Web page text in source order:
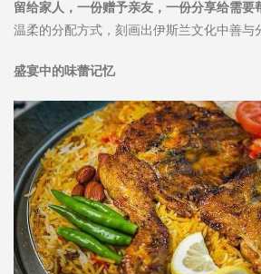
留给家人，一份赠予亲友，一份分享给需要
温柔的分配方式，刻画出伊斯兰文化中善与
盛宴中的味蕾记忆